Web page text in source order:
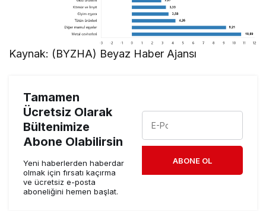
Kaynak: (BYZHA) Beyaz Haber Ajansı
Tamamen
Ücretsiz Olarak
Bültenimize
Abone Olabilirsin
Yeni haberlerden haberdar
olmak için fırsatı kaçırma
ve ücretsiz e-posta
aboneliğini hemen başlat.
ABONE OL